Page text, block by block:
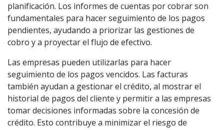
planificación. Los informes de cuentas por cobrar son
fundamentales para hacer seguimiento de los pagos
pendientes, ayudando a priorizar las gestiones de
cobro y a proyectar el flujo de efectivo.
Las empresas pueden utilizarlas para hacer
seguimiento de los pagos vencidos. Las facturas
también ayudan a gestionar el crédito, al mostrar el
historial de pagos del cliente y permitir a las empresas
tomar decisiones informadas sobre la concesión de
crédito. Esto contribuye a minimizar el riesgo de